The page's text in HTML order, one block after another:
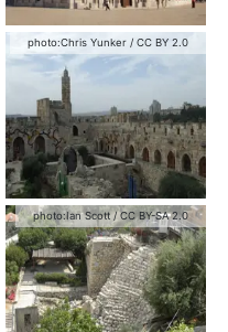
photo:Chris Yunker / CC BY 2.0
photo:Ian Scott /CC BY-SA 2.0